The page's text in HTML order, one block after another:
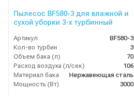
Пылесос BF580-3 для влажной и
сухой уборки 3-х турбинный
Артикул
BF580-3
Кол-во турбин
3
Объем бака (л)
70
Расход воздуха (л/сек)
106
Материал бака
Нержавеющая сталь
Мощность (Вт)
3000